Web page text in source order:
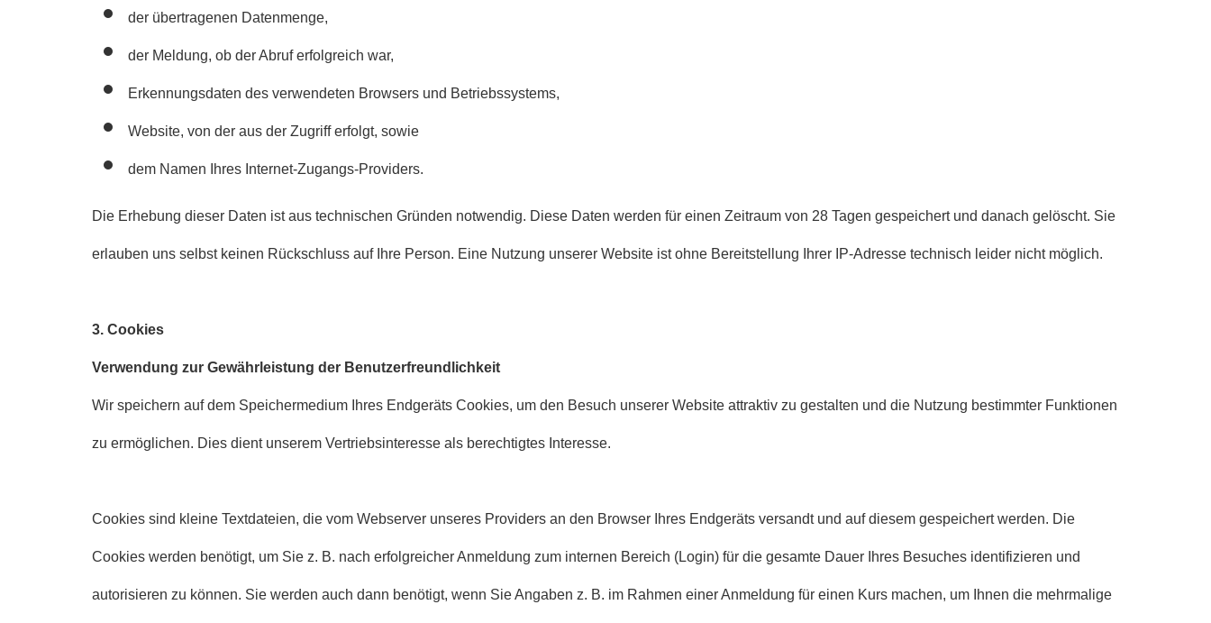
der übertragenen Datenmenge,
der Meldung, ob der Abruf erfolgreich war,
Erkennungsdaten des verwendeten Browsers und Betriebssystems,
Website, von der aus der Zugriff erfolgt, sowie
dem Namen Ihres Internet-Zugangs-Providers.
Die Erhebung dieser Daten ist aus technischen Gründen notwendig. Diese Daten werden für einen Zeitraum von 28 Tagen gespeichert und danach gelöscht. Sie
erlauben uns selbst keinen Rückschluss auf Ihre Person. Eine Nutzung unserer Website ist ohne Bereitstellung Ihrer IP-Adresse technisch leider nicht möglich.
3. Cookies
Verwendung zur Gewährleistung der Benutzerfreundlichkeit
Wir speichern auf dem Speichermedium Ihres Endgeräts Cookies, um den Besuch unserer Website attraktiv zu gestalten und die Nutzung bestimmter Funktionen
zu ermöglichen. Dies dient unserem Vertriebsinteresse als berechtigtes Interesse.
Cookies sind kleine Textdateien, die vom Webserver unseres Providers an den Browser Ihres Endgeräts versandt und auf diesem gespeichert werden. Die
Cookies werden benötigt, um Sie z. B. nach erfolgreicher Anmeldung zum internen Bereich (Login) für die gesamte Dauer Ihres Besuches identifizieren und
autorisieren zu können. Sie werden auch dann benötigt, wenn Sie Angaben z. B. im Rahmen einer Anmeldung für einen Kurs machen, um Ihnen die mehrmalige